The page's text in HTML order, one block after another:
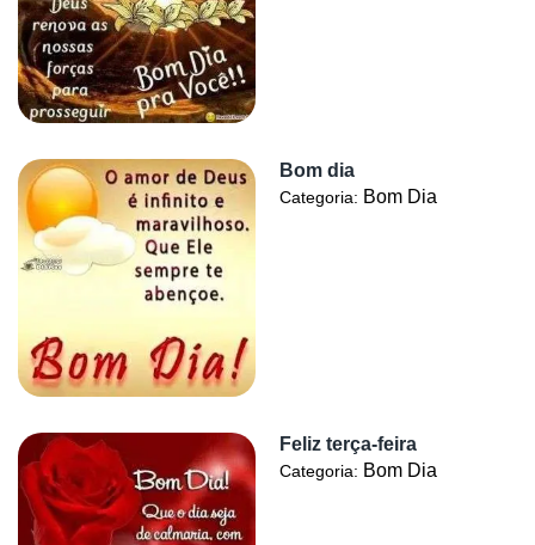
Bom dia
Categoria: Bom Dia
Feliz terça-feira
Categoria: Bom Dia